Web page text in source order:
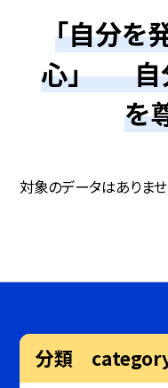
「自分を
心」 自
を
対象のデータはありま
分類